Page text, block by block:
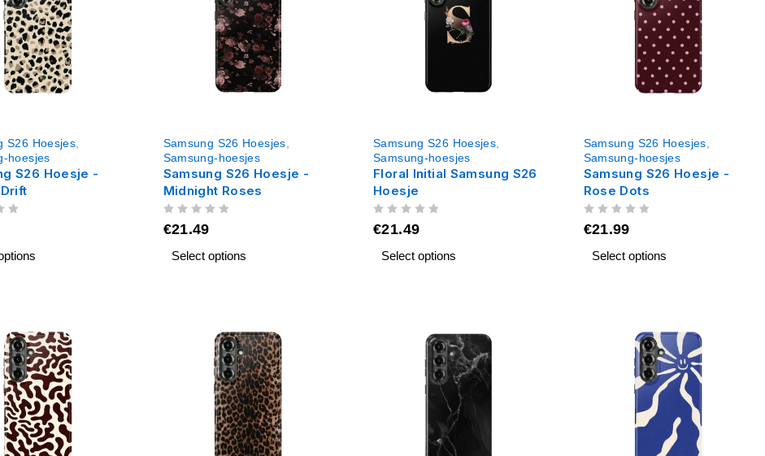
S26 Hoesjes
hoesjes
S26 Hoesje -
Samsung S26 Hoesjes
Samsung-hoesjes
Samsung S26 Hoesje -
Midnight Roses
€21.49
Select options
Samsung S26 Hoesjes
Samsung-hoesjes
Floral Initial Samsung S26
Hoesje
€21.49
Select options
Samsung S26 Hoesjes
Samsung-hoesjes
Samsung S26 Hoesje -
Rose Dots
€21.99
Select options